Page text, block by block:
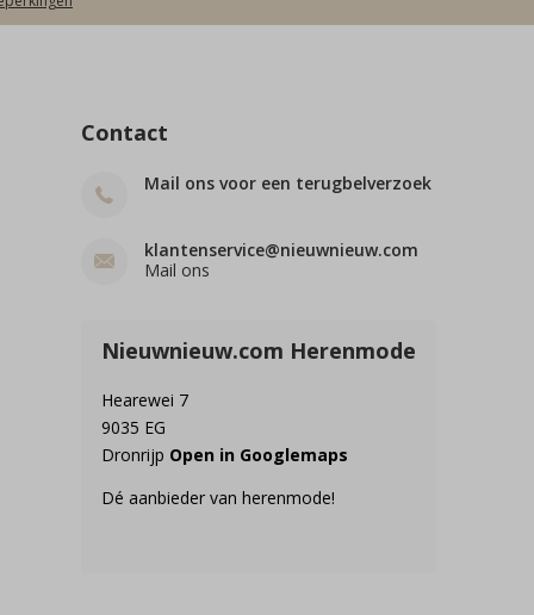
Contact
Mail ons voor een terugbelverzoek
klantenservice@nieuwnieuw.com
Mail ons
Nieuwnieuw.com Herenmode
Hearewei 7
9035 EG
Dronrijp Open in Googlemaps
Dé aanbieder van herenmode!